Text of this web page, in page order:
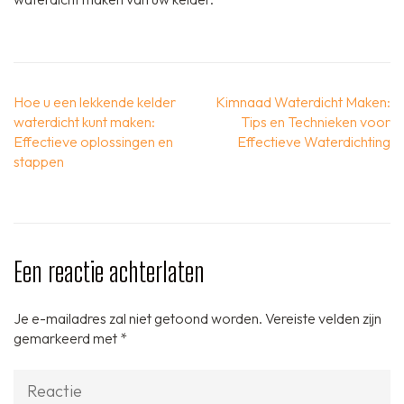
Berichtnavigatie
Hoe u een lekkende kelder
waterdicht kunt maken:
Effectieve oplossingen en
stappen
Kimnaad Waterdicht Maken:
Tips en Technieken voor
Effectieve Waterdichting
Een reactie achterlaten
Je e-mailadres zal niet getoond worden. Vereiste velden zijn
gemarkeerd met *